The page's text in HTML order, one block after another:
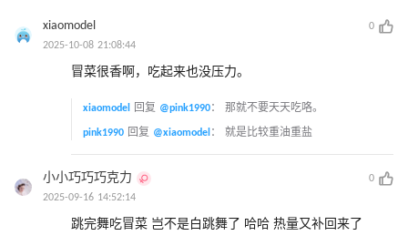
xiaomodel
0
2025-10-08 21:08:44
冒菜很香啊，吃起来也没压力。
xiaomodel 回复 @pink1990： 那就不要天天吃咯。
pink1990 回复 @xiaomodel ： 就是比较重油重盐
小小巧巧巧克力
0
2025-09-16 14:52:14
跳完舞吃冒菜 岂不是白跳舞了 哈哈 热量又补回来了